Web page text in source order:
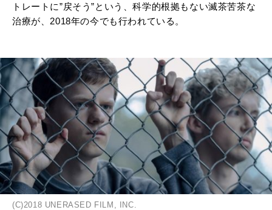
トレートに”戻そう”という、科学的根拠もない滅茶苦茶な
治療が、2018年の今でも行われている。
(C)2018 UNERASED FILM, INC.